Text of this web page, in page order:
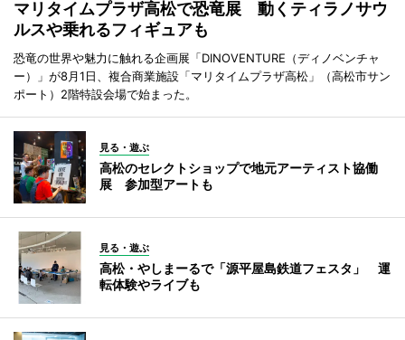
マリタイムプラザ高松で恐竜展 動くティラノサウ
ルスや乗れるフィギュアも
恐竜の世界や魅力に触れる企画展「DINOVENTURE（ディノベンチャ
ー）」が8月1日、複合商業施設「マリタイムプラザ高松」（高松市サン
ポート）2階特設会場で始まった。
見る・遊ぶ
高松のセレクトショップで地元アーティスト協働
展 参加型アートも
見る・遊ぶ
高松・やしまーるで「源平屋島鉄道フェスタ」 運
転体験やライブも